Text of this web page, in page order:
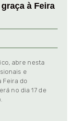
à Feira
abre nesta
e
Feira do
no dia 17 de